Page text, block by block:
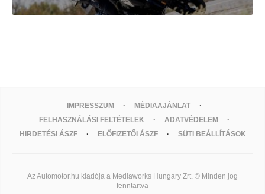
IMPRESSZUM
MÉDIAAJÁNLAT
FELHASZNÁLÁSI FELTÉTELEK
ADATVÉDELEM
HIRDETÉSI ÁSZF
ELŐFIZETŐI ÁSZF SÜTI BEÁLLÍTÁSOK
Az Automotor.hu kiadója a Mediaworks Hungary Zrt. © Minden jog
fenntartva